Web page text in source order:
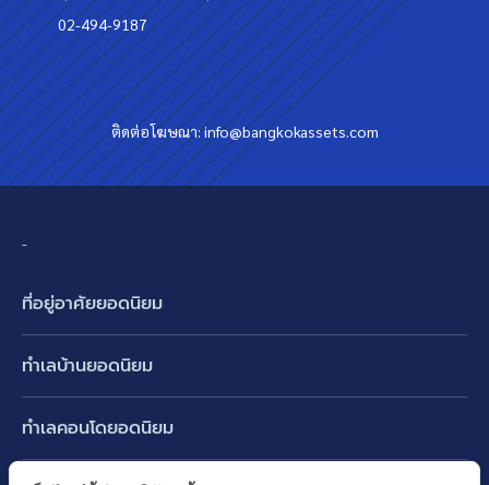
02-494-9187
ติดต่อโฆษณา:info@bangkokassets.com
-
ที่อยู่อาศัยยอดนิยม
ทาวน์เฮ้าส์ ทาวน์โฮม
คอนโดมิเนียม
ทำเลบ้านยอดนิยม
ทำเลคอนโดยอดนิยม